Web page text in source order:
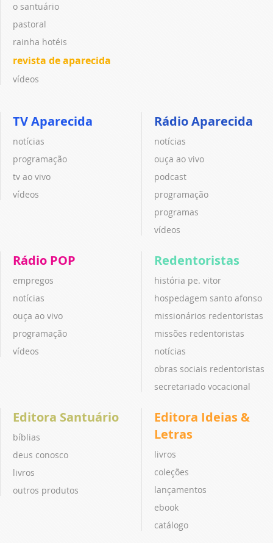
o santuário
pastoral
rainha hotéis
revista de aparecida
vídeos
TV Aparecida
notícias
programação
tv ao vivo
vídeos
Rádio Aparecida
notícias
ouça ao vivo
podcast
programação
programas
vídeos
Rádio POP
empregos
notícias
ouça ao vivo
programação
vídeos
Redentoristas
história pe. vitor
hospedagem santo afonso
missionários redentoristas
missões redentoristas
notícias
obras sociais redentoristas
secretariado vocacional
Editora Santuário
bíblias
deus conosco
livros
outros produtos
Editora Ideias &
Letras
livros
coleções
lançamentos
ebook
catálogo